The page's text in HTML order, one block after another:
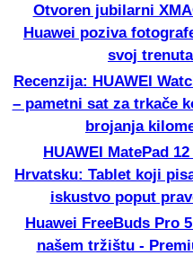
Otvoren jubilarni
Huawei poziva
svoj
Recenzija: HUAWEI
– pametni sat za trkače
brojanja
HUAWEI MatePad
Hrvatsku: Tablet koji
iskustvo poput
Huawei FreeBuds Pro
našem tržištu -